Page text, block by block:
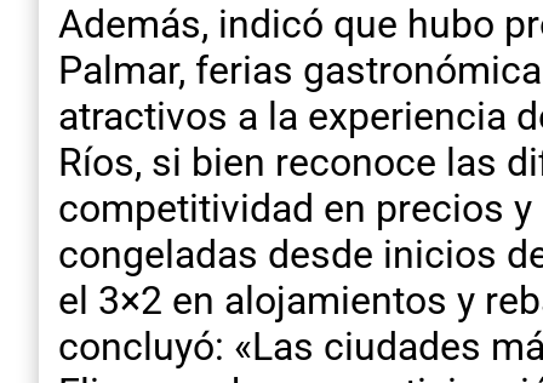
Además, indicó que hubo
Palmar, ferias
atractivos a la experiencia
Ríos, si bien reconoce las
competitividad en precios
congeladas desde inicios
el 3×2 en alojamientos y
concluyó: «Las ciudades